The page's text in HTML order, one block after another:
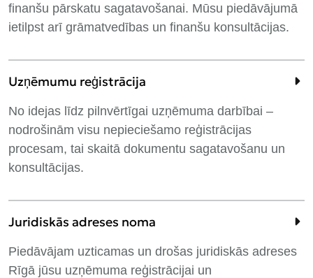
finanšu pārskatu sagatavošanai. Mūsu piedāvājumā
ietilpst arī grāmatvedības un finanšu konsultācijas.
Uzņēmumu reģistrācija
No idejas līdz pilnvērtīgai uzņēmuma darbībai –
nodrošinām visu nepieciešamo reģistrācijas
procesam, tai skaitā dokumentu sagatavošanu un
konsultācijas.
Juridiskās adreses noma
Piedāvājam uzticamas un drošas juridiskās adreses
Rīgā jūsu uzņēmuma reģistrācijai un